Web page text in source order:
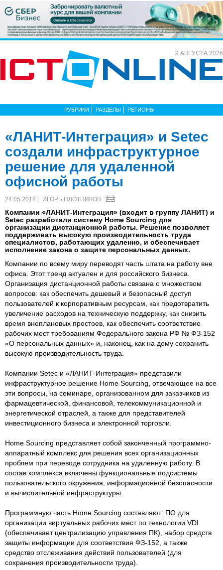
9 АВГУСТА 2026
РУБРИКИ РАЗДЕЛЫ РЕГИОНЫ
«ЛАНИТ-Интеграция» и Setec
создали инфраструктурное
решение для удаленной
офисной работы
24.05.2018 | ИГОРЬ ПЛОТНИКОВ
Компании «ЛАНИТ-Интеграция» (входит в группу ЛАНИТ) и
Setec разработали систему Home Sourcing для
организации дистанционной работы. Решение позволяет
поддерживать высокую производительность труда
специалистов, работающих удаленно, и обеспечивает
исполнение закона о защите персональных данных.
Компании по всему миру переводят часть штата на работу вне
офиса. Этот тренд актуален и для российского бизнеса.
Организация дистанционной работы связана с множеством
вопросов: как обеспечить дешевый и безопасный доступ
пользователей к корпоративным ресурсам, как предотвратить
увеличение расходов на техническую поддержку, как снизить
время внеплановых простоев, как обеспечить соответствие
рабочих мест требованиям Федерального закона РФ № ФЗ-152
«О персональных данных» и, наконец, как на дому сохранить
высокую производительность труда.
Компании Setec и «ЛАНИТ-Интеграция» представили
инфраструктурное решение Home Sourcing, отвечающее на все
эти вопросы, на семинаре, организованном для заказчиков из
фармацевтической, финансовой, телекоммуникационной и
энергетической отраслей, а также для представителей
инвестиционного бизнеса и электронной торговли.
Home Sourcing представляет собой законченный программно-
аппаратный комплекс для решения всех организационных
проблем при переводе сотрудника на удаленную работу. В
состав комплекса включены функциональные подсистемы
пользовательского окружения, информационной безопасности
и вычислительной инфраструктуры.
Программную часть Home Sourcing составляют: ПО для
организации виртуальных рабочих мест по технологии VDI
(обеспечивает централизацию управления ПК), набор средств
защиты информации для соответствия ФЗ-152, а также
средство отслеживания действий пользователей (для
сохранения производительности труда).